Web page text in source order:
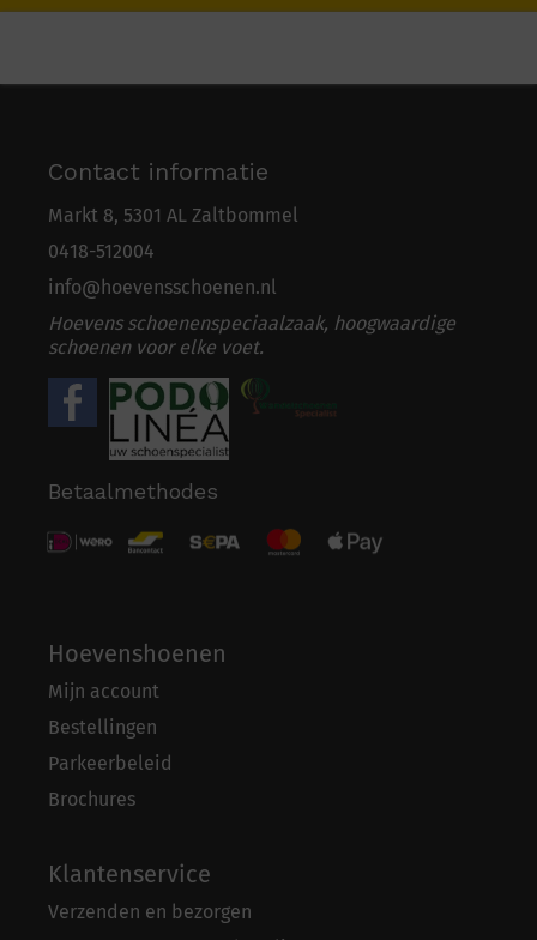
Contact informatie
Markt 8, 5301 AL Zaltbommel
0418-512004
info@hoevensschoenen.nl
Hoevens schoenenspeciaalzaak, hoogwaardige
schoenen voor elke voet.
Betaalmethodes
Hoevenshoenen
Mijn account
Bestellingen
Parkeerbeleid
Brochures
Klantenservice
Verzenden en bezorgen